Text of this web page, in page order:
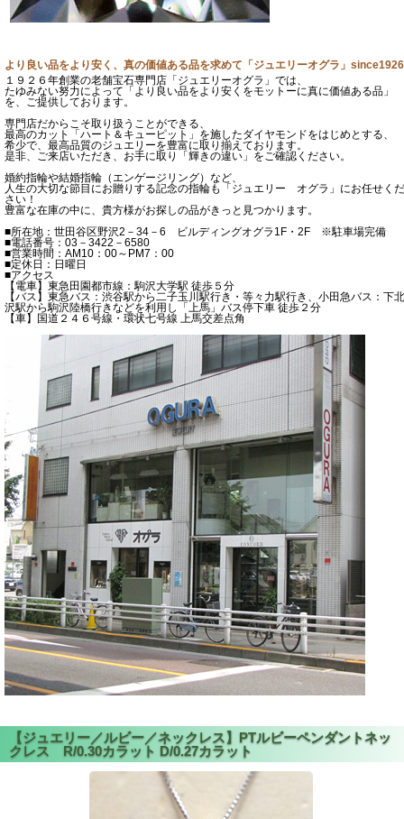
より良い品をより安く、真の価値ある品を求めて「ジュエリーオグラ」since1926
１９２６年創業の老舗宝石専門店「ジュエリーオグラ」では、
たゆみない努力によって「より良い品をより安くをモットーに真に価値ある品」
を、ご提供しております。
専門店だからこそ取り扱うことができる、
最高のカット「ハート＆キューピット」を施したダイヤモンドをはじめとする、
希少で、最高品質のジュエリーを豊富に取り揃えております。
是非、ご来店いただき、お手に取り「輝きの違い」をご確認ください。
婚約指輪や結婚指輪（エンゲージリング）など、
人生の大切な節目にお贈りする記念の指輪も「ジュエリー オグラ」にお任せくだ
さい！
豊富な在庫の中に、貴方様がお探しの品がきっと見つかります。
■所在地：世田谷区野沢2－34－6 ビルディングオグラ1F・2F ※駐車場完備
■電話番号：03－3422－6580
■営業時間：AM10：00～PM7：00
■定休日：日曜日
■アクセス
【電車】東急田園都市線：駒沢大学駅 徒歩５分
【バス】東急バス：渋谷駅から二子玉川駅行き・等々力駅行き、小田急バス：下北
沢駅から駒沢陸橋行きなどを利用し「上馬」バス停下車 徒歩２分
【車】国道２４６号線・環状七号線 上馬交差点角